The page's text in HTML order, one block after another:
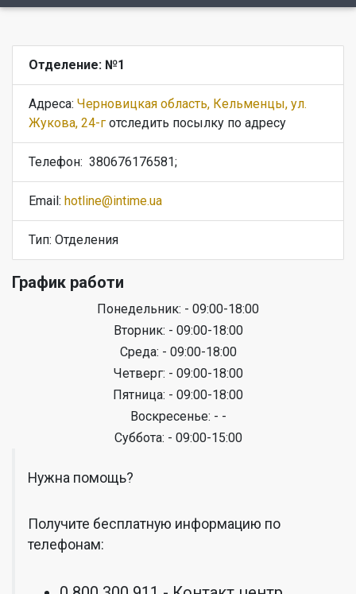
Отделение: №1
Адреса: Черновицкая область, Кельменцы, ул.
Жукова, 24-г отследить посылку по адресу
Телефон: 380676176581;
Email: hotline@intime.ua
Тип: Отделения
График работи
Понедельник: - 09:00-18:00
Вторник: - 09:00-18:00
Среда: - 09:00-18:00
Четверг: - 09:00-18:00
Пятница: - 09:00-18:00
Воскресенье: - -
Суббота: - 09:00-15:00
Нужна помощь?
Получите бесплатную информацию по
телефонам: